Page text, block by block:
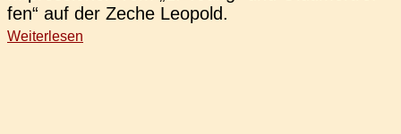
fen“ auf der Zeche Leopold.
Weiterlesen